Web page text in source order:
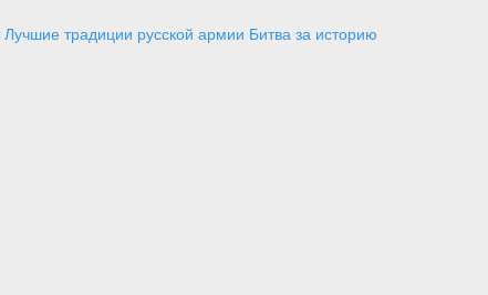
Лучшие традиции русской армии Битва за историю